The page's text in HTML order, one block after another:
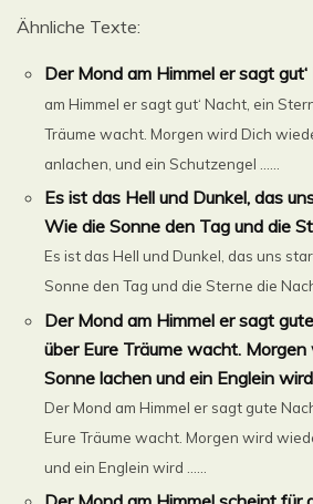
Ähnliche Texte:
Der Mond am Himmel er sagt
am Himmel er sagt gut‘ Nacht, ein
Träume wacht. Morgen wird Dich
anlachen, und ein Schutzengel ......
Es ist das Hell und Dunkel, das
Wie die Sonne den Tag und die
Es ist das Hell und Dunkel, das uns
Sonne den Tag und die Sterne die
Der Mond am Himmel er sagt
über Eure Träume wacht.
Sonne lachen und ein Englein
Der Mond am Himmel er sagt gute
Eure Träume wacht. Morgen wird
und ein Englein wird ......